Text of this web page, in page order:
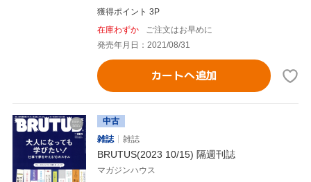
獲得ポイント 3P
在庫わずか
ご注文はお早めに
発売年月日：2021/08/31
カートへ追加
中古
雑誌
雑誌
BRUTUS(2023 10/15) 隔週刊誌
マガジンハウス